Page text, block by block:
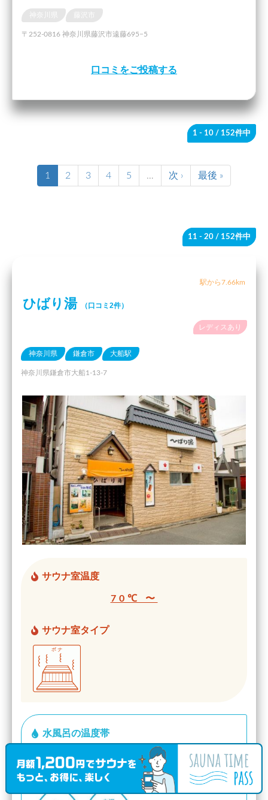
〒252-0816 神奈川県藤沢市遠藤695−5
口コミをご投稿する
1 - 10 / 152件中
1 2 3 4 5 … 次 › 最後 »
11 - 20 / 152件中
駅から7.66km
ひばり湯 （口コミ2件）
レディスあり
神奈川県 鎌倉市 大船駅
神奈川県鎌倉市大船1-13-7
サウナ室温度
70℃ 〜
サウナ室タイプ
水風呂の温度帯